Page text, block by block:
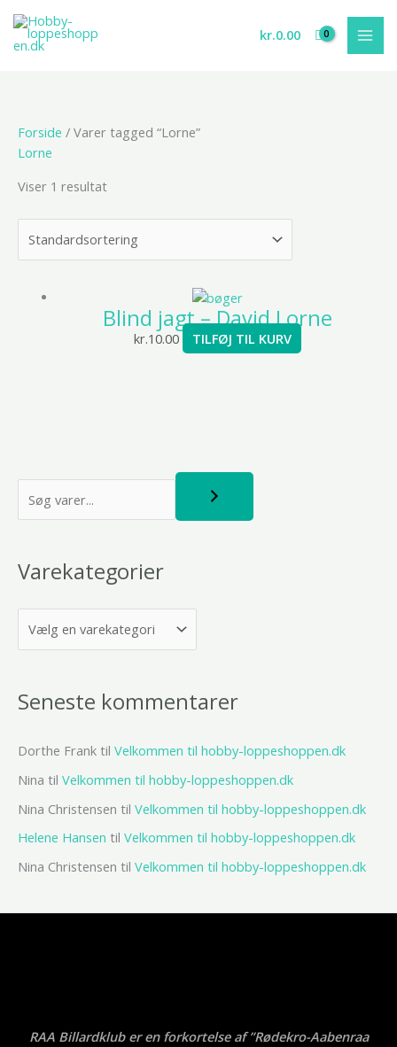
indholdet
kr.0.00
S
Varekategorier
Seneste kommentarer
Dorthe Frank til Velkommen til hobby-loppeshoppen.dk
Nina til Velkommen til hobby-loppeshoppen.dk
Nina Christensen til Velkommen til hobby-loppeshoppen.dk
Helene Hansen til Velkommen til hobby-loppeshoppen.dk
Nina Christensen til Velkommen til hobby-loppeshoppen.dk
Forside / Varer tagged “Lorne”
Lorne
Viser 1 resultat
Blind jagt – David Lorne
kr.10.00 TILFØJ TIL KURV
RAA Billardklub er en forkortelse af ”Rødekro-Aabenraa